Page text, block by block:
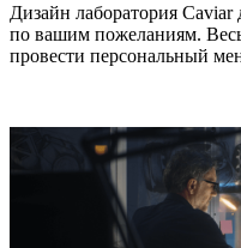
Дизайн лаборатория
по вашим пожеланиям.
провести персональный